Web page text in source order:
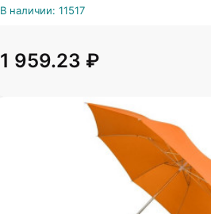
В наличии: 11517
1 959.23 ₽